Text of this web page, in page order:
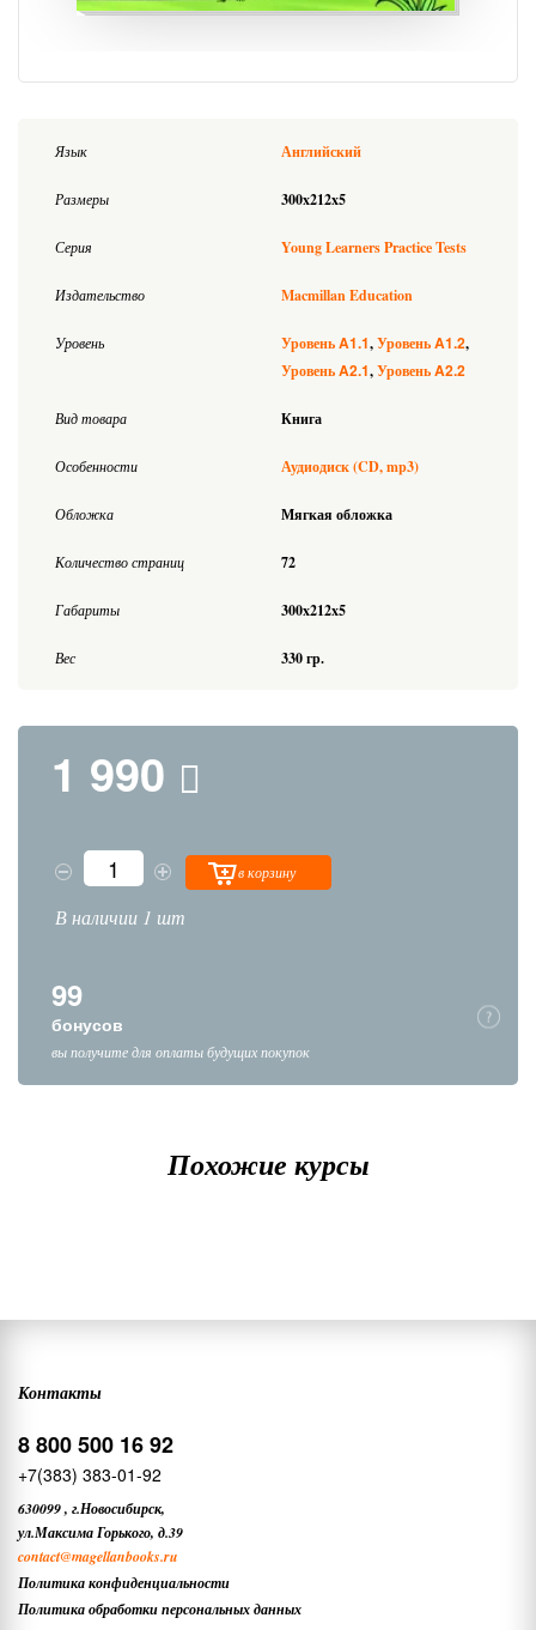
Язык Английский
Размеры 300x212x5
Серия Young Learners Practice Tests
Издательство Macmillan Education
Уровень УровеньA1.1 УровеньA1.2
УровеньA2.1 УровеньA2.2
Вид товара Книга
Особенности Аудиодиск (CD, mp3)
Обложка Мягкая обложка
Количество страниц 72
Габариты 300x212x5
Вес 330 гр.
1 990
в корзину
В наличии 1 шт
99
бонусов
вы получите для оплаты будущих покупок
Похожие курсы
Контакты
8 800 500 16 92
+7(383) 383-01-92
630099, г.Новосибирск,
ул.Максима Горького, д.39
contact@magellanbooks.ru
Политика конфиденциальности
Политика обработки персональных данных